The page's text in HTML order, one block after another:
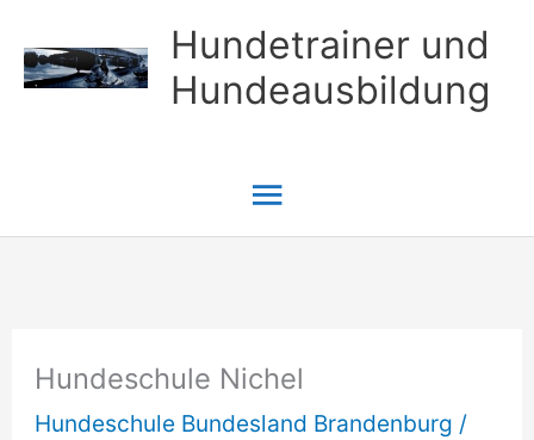
Inhalt
springen
Hundetrainer und
Hundeausbildung
Hauptmenü
Hundeschule Nichel
Hundeschule Bundesland Brandenburg /